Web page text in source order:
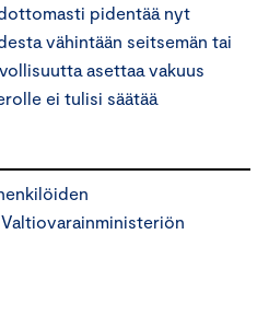
pidentää nyt
vähintään seitsemän tai
asettaa vakuus
ei tulisi säätää